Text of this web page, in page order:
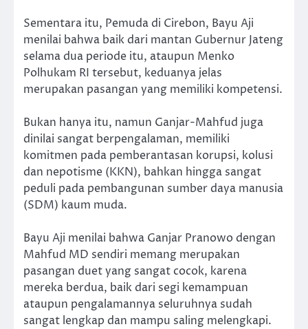
Sementara itu, Pemuda di Cirebon, Bayu Aji
menilai bahwa baik dari mantan Gubernur Jateng
selama dua periode itu, ataupun Menko
Polhukam RI tersebut, keduanya jelas
merupakan pasangan yang memiliki kompetensi.
Bukan hanya itu, namun Ganjar-Mahfud juga
dinilai sangat berpengalaman, memiliki
komitmen pada pemberantasan korupsi, kolusi
dan nepotisme (KKN), bahkan hingga sangat
peduli pada pembangunan sumber daya manusia
(SDM) kaum muda.
Bayu Aji menilai bahwa Ganjar Pranowo dengan
Mahfud MD sendiri memang merupakan
pasangan duet yang sangat cocok, karena
mereka berdua, baik dari segi kemampuan
ataupun pengalamannya seluruhnya sudah
sangat lengkap dan mampu saling melengkapi.